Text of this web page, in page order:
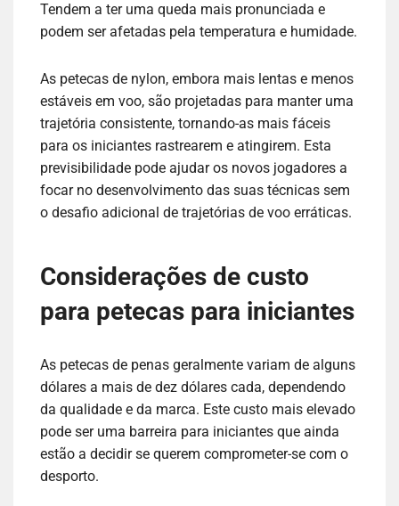
Tendem a ter uma queda mais pronunciada e
podem ser afetadas pela temperatura e humidade.
As petecas de nylon, embora mais lentas e menos
estáveis em voo, são projetadas para manter uma
trajetória consistente, tornando-as mais fáceis
para os iniciantes rastrearem e atingirem. Esta
previsibilidade pode ajudar os novos jogadores a
focar no desenvolvimento das suas técnicas sem
o desafio adicional de trajetórias de voo erráticas.
Considerações de custo
para petecas para iniciantes
As petecas de penas geralmente variam de alguns
dólares a mais de dez dólares cada, dependendo
da qualidade e da marca. Este custo mais elevado
pode ser uma barreira para iniciantes que ainda
estão a decidir se querem comprometer-se com o
desporto.